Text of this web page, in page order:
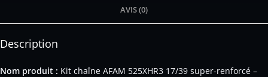
AVIS (0)
Description
Nom produit : Kit chaîne AFAM 525XHR3 17/39 super-renforcé –